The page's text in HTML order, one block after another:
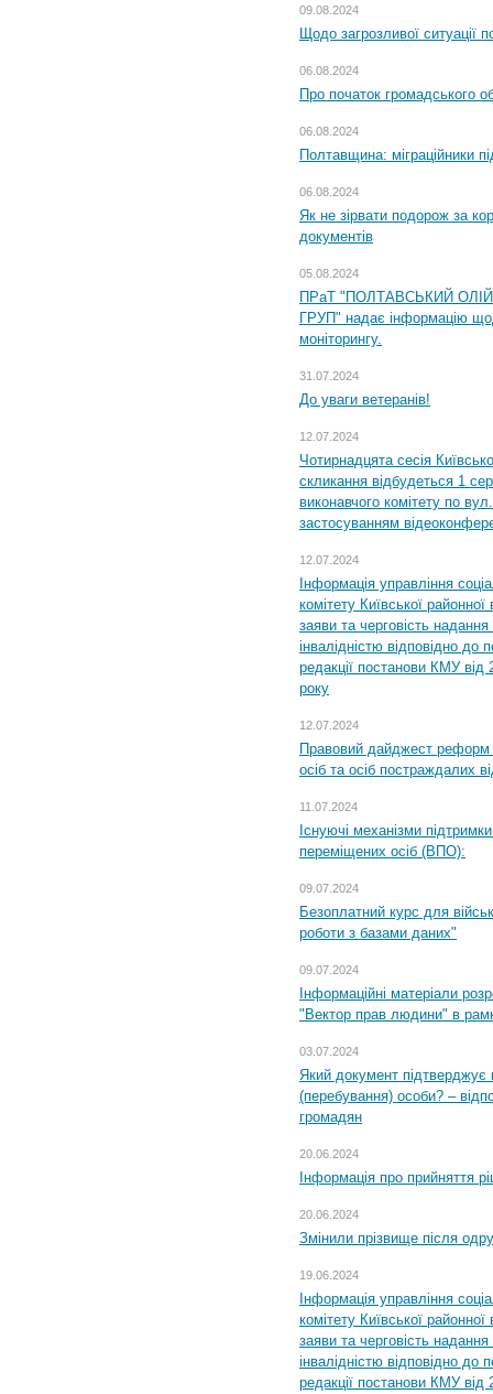
09.08.2024
Щодо загрозливої ситуації
06.08.2024
Про початок громадського
06.08.2024
Полтавщина: міграційники
06.08.2024
Як не зірвати подорож за
документів
05.08.2024
ПРаТ "ПОЛТАВСЬКИЙ
ГРУП" надає інформацію
моніторингу.
31.07.2024
До уваги ветеранів!
12.07.2024
Чотирнадцята сесія
скликання відбудеться 1
виконавчого комітету по
застосуванням
12.07.2024
Інформація управління
комітету Київської
заяви та черговість надання
інвалідністю відповідно
редакції постанови КМУ
року
12.07.2024
Правовий дайджест реформ
осіб та осіб постраждалих
11.07.2024
Існуючі механізми
переміщених осіб (ВПО):
09.07.2024
Безоплатний курс для
роботи з базами даних"
09.07.2024
Інформаційні матеріали
"Вектор прав людини" в
03.07.2024
Який документ підтверджує
(перебування) особи? –
громадян
20.06.2024
Інформація про прийняття
20.06.2024
Змінили прізвище після
19.06.2024
Інформація управління
комітету Київської
заяви та черговість надання
інвалідністю відповідно
редакції постанови КМУ